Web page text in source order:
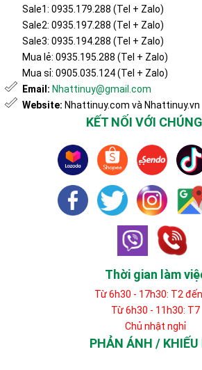
Sale1: 0935.179.288 (Tel + Zalo)
Sale2: 0935.197.288 (Tel + Zalo)
Sale3: 0935.194.288 (Tel + Zalo)
Mua lẻ: 0935.195.288 (Tel + Zalo)
Mua sỉ: 0905.035.124 (Tel + Zalo)
Email: Nhattinuy@gmail.com
Website: Nhattinuy.com và Nhattinuy.vn
KẾT NỐI VỚI
Thời gian làm
Từ 6h30 - 17h30: T2
Từ 6h30 - 11h30: T7
Chủ nhật nghỉ
PHẢN ÁNH / KHIẾU